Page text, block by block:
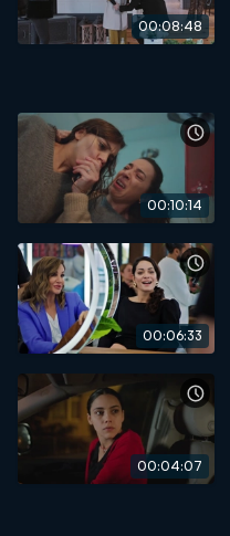
00:08:48
00:10:14
00:06:33
00:04:07